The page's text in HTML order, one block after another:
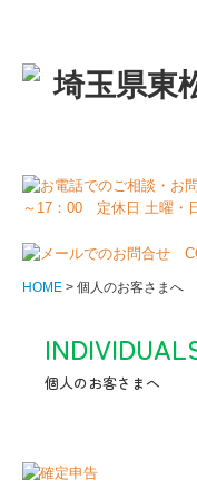
HOME
ご挨拶・経営理念
セミナー案内
お客様紹介
所長コラム
HOME 個人のお客さまへ
個人のお客さまへ